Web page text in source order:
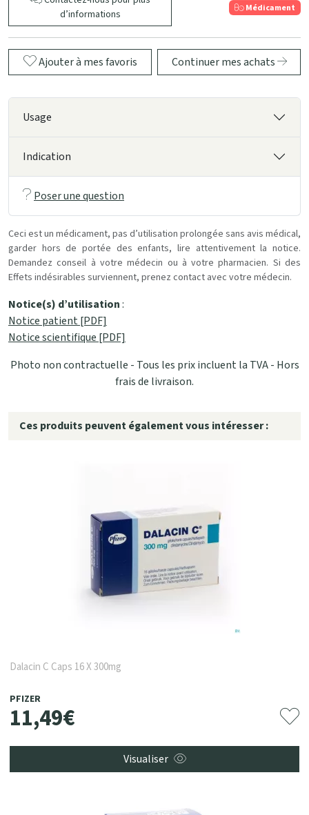
d’informations
Médicament
Ajouter à mes favoris Continuer mes achats
Usage
Indication
Poser une question
Ceci est un médicament, pas d’utilisation prolongée sans avis médical,
garder hors de portée des enfants, lire attentivement la notice.
Demandez conseil à votre médecin ou à votre pharmacien. Si des
Effets indésirables surviennent, prenez contact avec votre médecin.
Notice(s) d’utilisation:
Notice patient [PDF]
Notice scientifique [PDF]
Photo non contractuelle - Tous les prix incluent la TVA - Hors
frais de livraison.
Ces produits peuvent également vous intéresser :
Dalacin C Caps 16 X 300mg
PFIZER
11,49€
Visualiser